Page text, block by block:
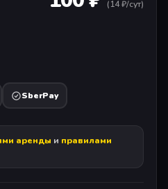
(14₽/сут)
SberPay
аренды и правилами